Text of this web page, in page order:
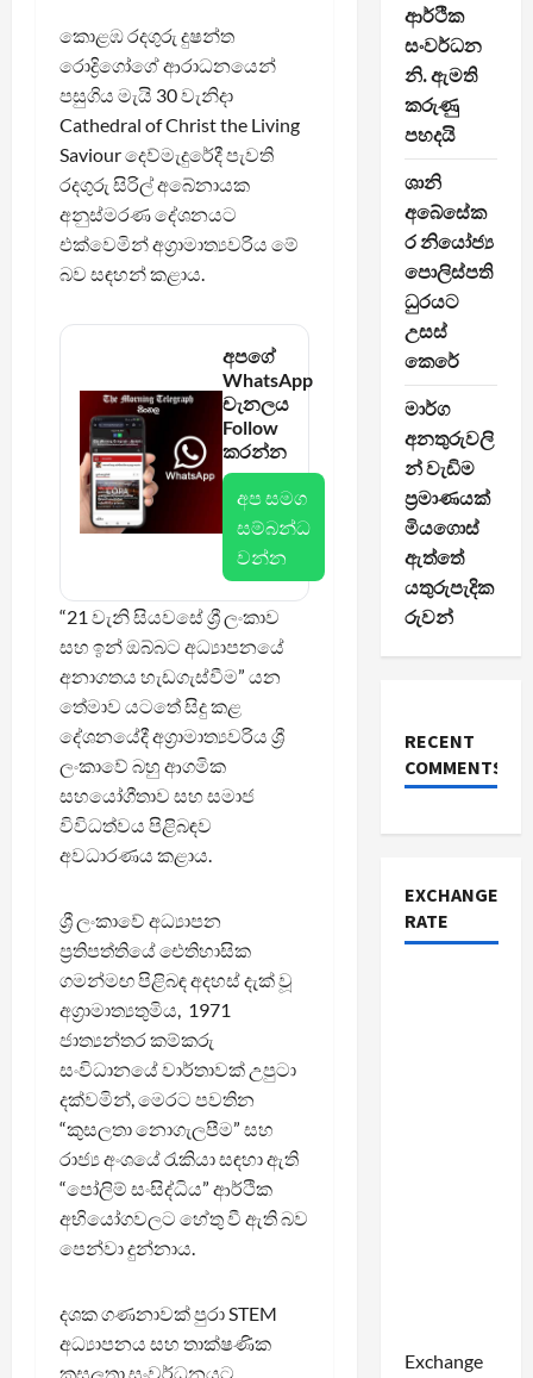
කොළඹ රදගුරු දුෂන්ත
රොද්‍රිගෝගේ ආරාධනයෙන්
පසුගිය මැයි 30 වැනිදා
Cathedral of Christ the Living
Saviour දෙව්මැදුරේදී පැවති
රදගුරු සිරිල් අබේනායක
අනුස්මරණ දේශනයට
එක්වෙමින් අග්‍රාමාත්‍යවරිය මේ
බව සඳහන් කළාය.
අපගේ
WhatsApp
චැනලය
Follow
කරන්න
අප සමග
සම්බන්ධ
වන්න
“21 වැනි සියවසේ ශ්‍රී ලංකාව
සහ ඉන් ඔබ්බට අධ්‍යාපනයේ
අනාගතය හැඩගැස්වීම” යන
තේමාව යටතේ සිදු කළ
දේශනයේදී අග්‍රාමාත්‍යවරිය ශ්‍රී
ලංකාවේ බහු ආගමික
සහයෝගීතාව සහ සමාජ
විවිධත්වය පිළිබඳව
අවධාරණය කළාය.
ශ්‍රී ලංකාවේ අධ්‍යාපන
ප්‍රතිපත්තියේ ඓතිහාසික
ගමන්මඟ පිළිබඳ අදහස් දැක් වූ
අග්‍රාමාත්‍යතුමිය, 1971
ජාත්‍යන්තර කම්කරු
සංවිධානයේ වාර්තාවක් උපුටා
දක්වමින්, මෙරට පවතින
“කුසලතා නොගැලපීම” සහ
රාජ්‍ය අංශයේ රැකියා සඳහා ඇති
“පෝලිම් සංසිද්ධිය” ආර්ථික
අභියෝගවලට හේතු වී ඇති බව
පෙන්වා දුන්නාය.
දශක ගණනාවක් පුරා STEM
අධ්‍යාපනය සහ තාක්ෂණික
කුසලතා සංවර්ධනයට
ආර්ථික
සංවර්ධන
නි. ඇමති
කරුණු
පහදයි
ශානි
අබේසේක
ර නියෝජ්‍ය
පොලිස්පති
ධුරයට
උසස්
කෙරේ
මාර්ග
අනතුරුවලි
න් වැඩිම
ප්‍රමාණයක්
මියගොස්
ඇත්තේ
යතුරුපැදික
රුවන්
RECENT
COMMENTS
EXCHANGE
RATE
Exchange